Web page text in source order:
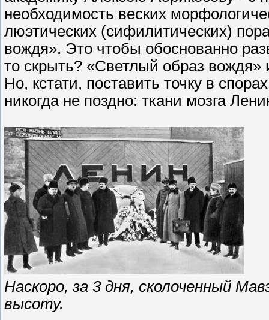
необходимость веских
люэтических (сифилитических)
вождя». Это чтобы обоснованно
то скрыть? «Светлый образ вождя»
Но, кстати, поставить точку в
никогда не поздно: ткани мозга
Наскоро, за 3 дня, сколоченный
высоту.